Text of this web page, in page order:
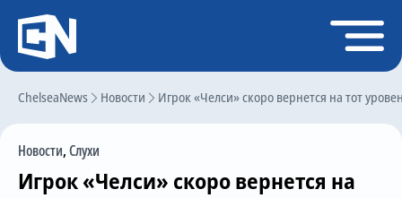
ChelseaNews Новости Игрок «Челси» скоро вернется на тот
Новости,Слухи
Игрок «Челси» скоро вернется на
Регистрация
Главная